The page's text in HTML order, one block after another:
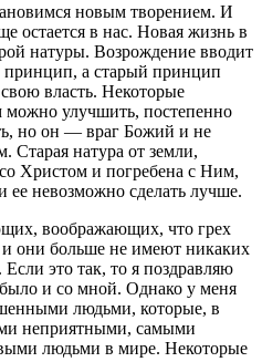
новым творением. И
остается в нас. Новая жизнь в
натуры. Возрождение вводит
а старый принцип
свою власть. Некоторые
можно улучшить, постепенно
но он — враг Божий и не
Старая натура от земли,
Христом и погребена с Ним,
ее невозможно сделать лучше.
воображающих, что грех
они больше не имеют никаких
это так, то я поздравляю
и со мной. Однако у меня
людьми, которые, в
неприятными, самыми
людьми в мире. Некоторые